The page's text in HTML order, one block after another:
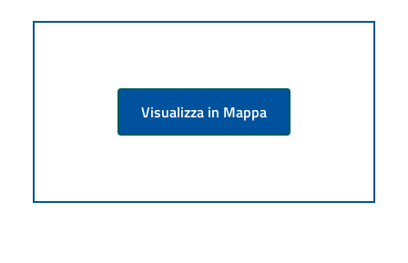
Visualizza in Mappa